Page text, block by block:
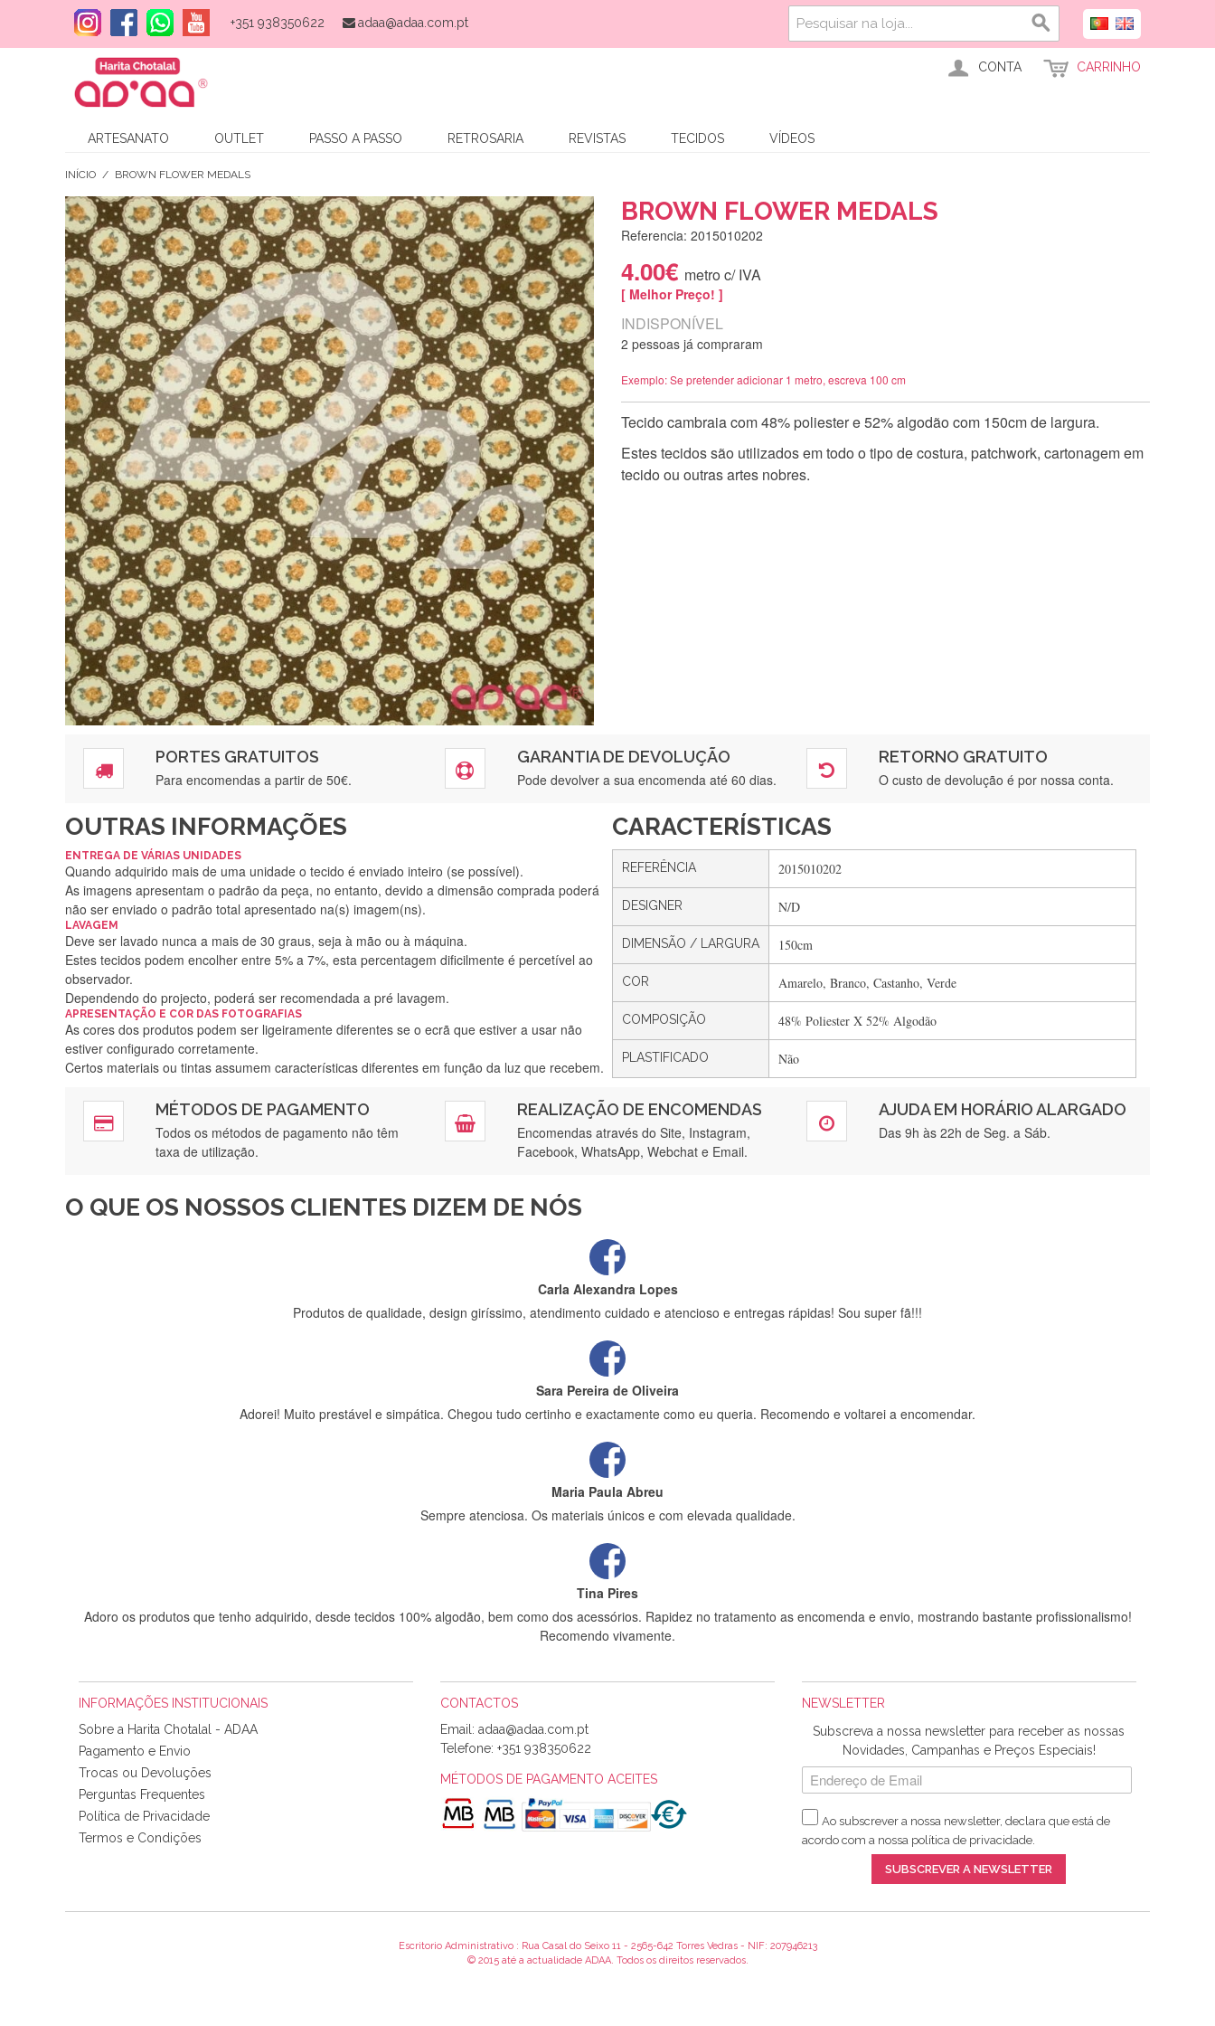
+351 938350622 adaa@adaa.com.pt
CONTA CARRINHO
ARTESANATO OUTLET PASSO A PASSO RETROSARIA REVISTAS TECIDOS VÍDEOS
INÍCIO / BROWN FLOWER MEDALS
BROWN FLOWER MEDALS
Referencia: 2015010202
4.00€ metro c/ IVA
[ Melhor Preço! ]
INDISPONÍVEL
2 pessoas já compraram
Exemplo: Se pretender adicionar 1 metro, escreva 100 cm
Tecido cambraia com 48% poliester e 52% algodão com 150cm de largura.
Estes tecidos são utilizados em todo o tipo de costura, patchwork, cartonagem em
tecido ou outras artes nobres.
PORTES GRATUITOS
Para encomendas a partir de 50€.
GARANTIA DE DEVOLUÇÃO
Pode devolver a sua encomenda até 60 dias.
RETORNO GRATUITO
O custo de devolução é por nossa conta.
OUTRAS INFORMAÇÕES
ENTREGA DE VÁRIAS UNIDADES
Quando adquirido mais de uma unidade o tecido é enviado inteiro (se possível).
As imagens apresentam o padrão da peça, no entanto, devido a dimensão comprada poderá
não ser enviado o padrão total apresentado na(s) imagem(ns).
LAVAGEM
Deve ser lavado nunca a mais de 30 graus, seja à mão ou à máquina.
Estes tecidos podem encolher entre 5% a 7%, esta percentagem dificilmente é percetível ao
observador.
Dependendo do projecto, poderá ser recomendada a pré lavagem.
APRESENTAÇÃO E COR DAS FOTOGRAFIAS
As cores dos produtos podem ser ligeiramente diferentes se o ecrã que estiver a usar não
estiver configurado corretamente.
Certos materiais ou tintas assumem características diferentes em função da luz que recebem.
CARACTERÍSTICAS
REFERÊNCIA 2015010202
DESIGNER N/D
DIMENSÃO / LARGURA 150cm
COR Amarelo, Branco, Castanho, Verde
COMPOSIÇÃO 48% Poliester X 52% Algodão
PLASTIFICADO Não
MÉTODOS DE PAGAMENTO
Todos os métodos de pagamento não têm
taxa de utilização.
REALIZAÇÃO DE ENCOMENDAS
Encomendas através do Site, Instagram,
Facebook, WhatsApp, Webchat e Email.
AJUDA EM HORÁRIO ALARGADO
Das 9h às 22h de Seg. a Sáb.
O QUE OS NOSSOS CLIENTES DIZEM DE NÓS
Silvia Lopes
Encomenda direitinha. Rapidez e segurança. Volto a encomendar.
Silvia André
Gostei ,Serviço bastante rápido. recomendo
Rápido, atendimento 5*. Hoje chegará a segunda encomenda feita de muitas certamente❤️
Recebi a minha encomenda, rápida entrega e vinha muito bem protegida para o transporte, muito obrigada , serviço 5 estrelas
Carla Alexandra Lopes
Produtos de qualidade, design giríssimo, atendimento cuidado e atencioso e entregas rápidas! Sou super fã!!!
Sara Pereira de Oliveira
Adorei! Muito prestável e simpática. Chegou tudo certinho e exactamente como eu queria. Recomendo e voltarei a encomendar.
Maria Paula Abreu
Sempre atenciosa. Os materiais únicos e com elevada qualidade.
Tina Pires
Adoro os produtos que tenho adquirido, desde tecidos 100% algodão, bem como dos acessórios. Rapidez no tratamento as encomenda e envio, mostrando bastante profissionalismo!
Recomendo vivamente.
Sílvia Maria Bernardino Mestre
Informo que recebi hoje a encomenda, gostei muito dos tecidos.
Rosa Medeiros
Tudo chegou em condições, pois os produtos vieram muito bem acondicionados. Estou plenamente satisfeita com os produtos adquiridos. Relativamente à bolsa, tem um tecido com um
padrão e cores muito bonitas e a execução está perfeitíssima. Futuramente penso voltar a comprar na vossa loja, têm excelentes artigos a um preço muito justo. A expedição da
Alexandra Morais
INFORMAÇÕES INSTITUCIONAIS
Sobre a Harita Chotalal - ADAA
Pagamento e Envio
Trocas ou Devoluções
Perguntas Frequentes
Política de Privacidade
Termos e Condições
CONTACTOS
Email:
Telefone: +351 938350622
MÉTODOS DE PAGAMENTO ACEITES
NEWSLETTER
Subscreva a nossa newsletter para receber as nossas
Novidades, Campanhas e Preços Especiais!
Ao subscrever a nossa newsletter, declara que está de
acordo com a nossa política de privacidade.
SUBSCREVER A NEWSLETTER
Escritorio Administrativo : Rua Casal do Seixo 11 - 2565-642 Torres Vedras - NIF: 207946213
© 2015 até a actualidade ADAA. Todos os direitos reservados.